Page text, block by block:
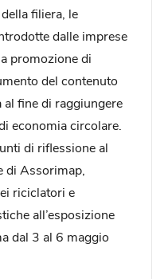
filiera, le
dalle imprese
promozione di
del contenuto
fine di raggiungere
economia circolare.
di riflessione al
di Assorimap,
riciclatori e
all’esposizione
dal 3 al 6 maggio